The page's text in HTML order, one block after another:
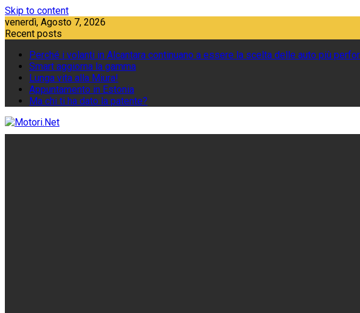
Skip to content
venerdì, Agosto 7, 2026
Recent posts
Perché i volanti in Alcantara continuano a essere la scelta delle auto più
Smart aggiorna la gamma
Lunga vita alla Miura!
Appuntamento in Estonia
Ma chi ti ha dato la patente?